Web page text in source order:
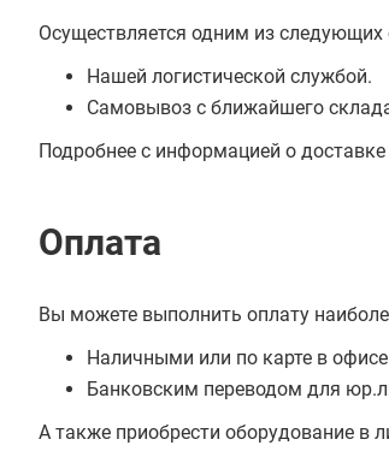
Осуществляется одним из следующих
Нашей логистической службой.
Самовывоз с ближайшего
Подробнее с информацией о
Оплата
Вы можете выполнить оплату
Наличными или по карте в
Банковским переводом для
А также приобрести оборудование в